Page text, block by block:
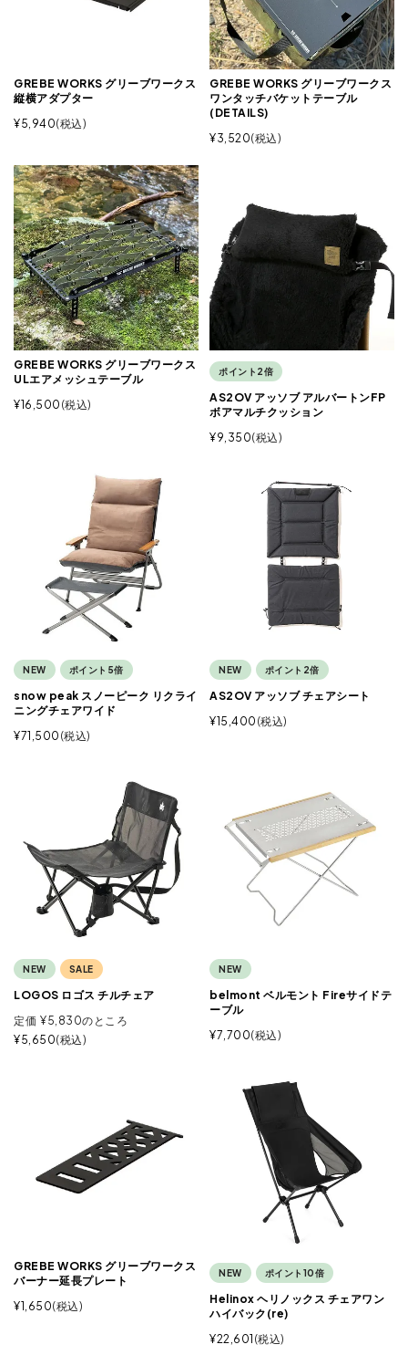
GREBE WORKS グリーブワークス
縦横アダプター
¥5,940 税込
GREBE WORKS グリーブワークス
ワンタッチバケットテーブル
(DETAILS)
¥3,520 税込
GREBE WORKS グリーブワークス
ULエアメッシュテーブル
¥16,500 税込
ポイント2倍
AS2OV アッソブ アルバートンFP
ボアマルチクッション
¥9,350 税込
NEW ポイント5倍
snow peak スノーピーク リクライ
ニングチェアワイド
¥71,500 税込
NEW ポイント2倍
AS2OV アッソブ チェアシート
¥15,400 税込
NEW SALE
LOGOS ロゴス チルチェア
定価 ¥5,830のところ
¥5,650 税込
NEW
belmont ベルモント Fireサイドテ
ーブル
¥7,700 税込
GREBE WORKS グリーブワークス
バーナー延長プレート
¥1,650 税込
NEW ポイント10倍
Helinox ヘリノックス チェアワン
ハイバック(re)
¥22,601 税込